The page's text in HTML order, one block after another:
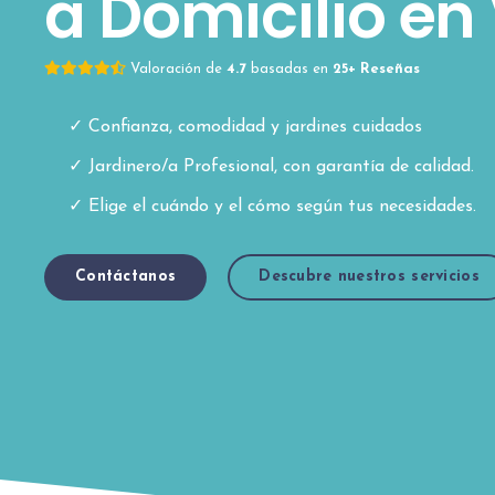
Valoración de 4.7 basadas en 25+ Reseñas
Confianza, comodidad y jardines cuidados
Jardinero/a Profesional, con garantía de calidad.
Elige el cuándo y el cómo según tus necesidades.
Contáctanos Descubre nuestros servicios